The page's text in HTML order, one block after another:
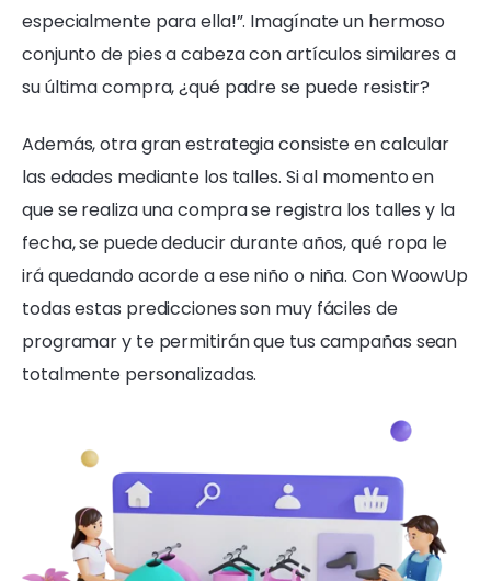
especialmente para ella!”. Imagínate un hermoso
conjunto de pies a cabeza con artículos similares a
su última compra, ¿qué padre se puede resistir?
Además, otra gran estrategia consiste en calcular
las edades mediante los talles. Si al momento en
que se realiza una compra se registra los talles y la
fecha, se puede deducir durante años, qué ropa le
irá quedando acorde a ese niño o niña. Con WoowUp
todas estas predicciones son muy fáciles de
programar y te permitirán que tus campañas sean
totalmente personalizadas.